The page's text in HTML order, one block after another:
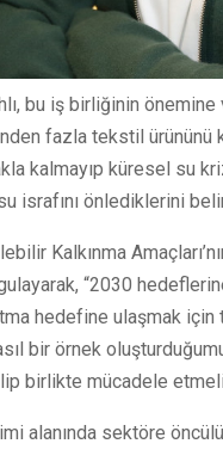
bu iş birliğinin
fazla tekstil ürününü
kalmayıp küresel su
israfını önlediklerini
Kalkınma
“2030
hedefine ulaşmak
bir örnek
birlikte mücadele
alanında sektöre